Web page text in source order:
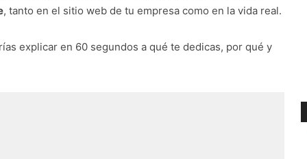
, tanto en el sitio web de tu empresa como en la vida real.
explicar en 60 segundos a qué te dedicas, por qué y